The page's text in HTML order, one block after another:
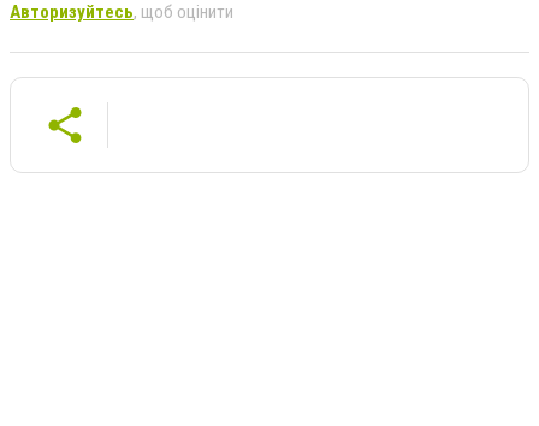
Авторизуйтесь, щоб оцінити